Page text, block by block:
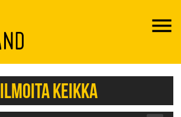
ILMOITA KEIKKA